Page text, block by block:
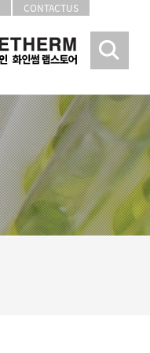
CONTACTUS